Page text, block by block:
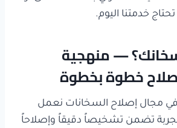
خدمتنا اليوم.
— منهجية
خطوة بخطوة
مجال إصلاح السخانات نعمل
تضمن تشخيصاً دقيقاً وإصلاحاً